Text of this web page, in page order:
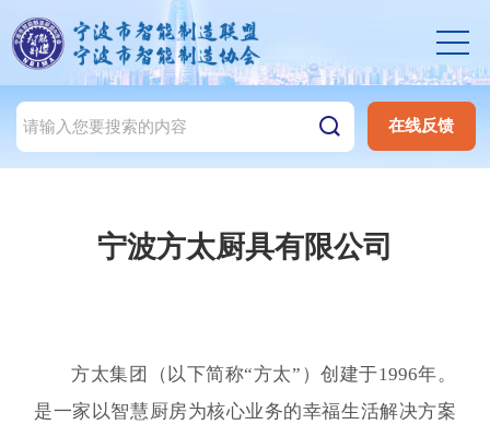
在线反馈
宁波方太厨具有限公司
方太集团（以下简称“方太”）创建于1996年。
是一家以智慧厨房为核心业务的幸福生活解决方案